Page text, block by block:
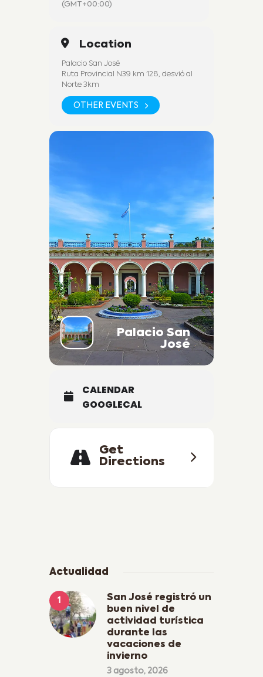
(GMT+00:00)
Location
Palacio San José
Ruta Provincial N39 km 128, desvió al
Norte 3km
OTHER EVENTS
Palacio San
José
CALENDAR
GOOGLECAL
Get
Directions
Actualidad
San José registró un
buen nivel de
actividad turística
durante las
vacaciones de
invierno
3 agosto, 2026